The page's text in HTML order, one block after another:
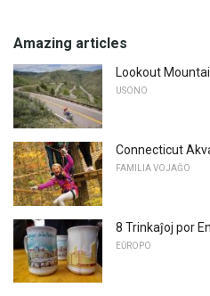
Amazing articles
Lookout
USONO
Connecticut
FAMILIA VOJAĜO
8 Trinkaĵoj por
EŬROPO